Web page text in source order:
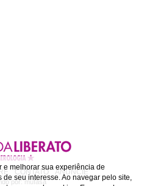
CONTATO ANUNCIE
por:mufasa
e melhorar sua experiência de
seu interesse. Ao navegar pelo site,